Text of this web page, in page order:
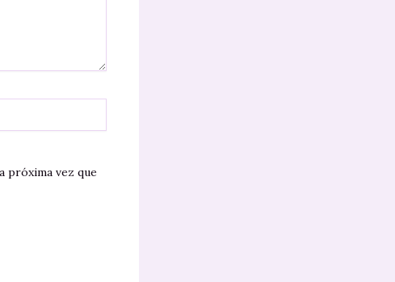
próxima vez que